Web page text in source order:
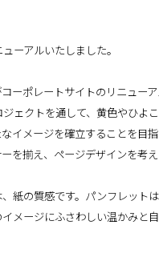
ーアルいたしました。
ーポレートサイトのリニュー
ェクトを通して、黄色やひよ
イメージを確立することを目
を揃え、ページデザインを考え
紙の質感です。パンフレット
メージにふさわしい温かみと